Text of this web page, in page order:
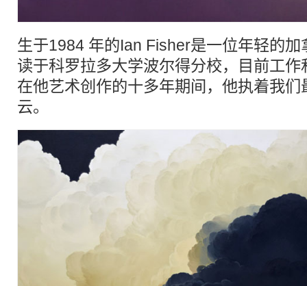
生于1984 年的Ian Fisher是一位年轻的
读于科罗拉多大学波尔得分校，目前工
在他艺术创作的十多年期间，他执着我
云。